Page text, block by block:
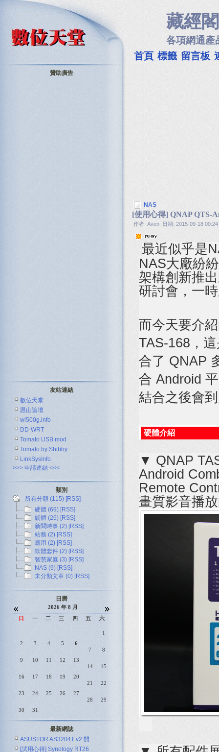
藏經閣
各項網通產
首頁 標籤 留言板
NAS
[使用心得] QNAP QTS-
作者: Aven 日期: 2015-09-18 00:24
最近似乎是
NAS大廠紛
架構創新推
研討會，一
而今天要介
TAS-168，
合了 QNAP
合 Android
結合之後會
硬體介紹
▼ QNAP
Android
Remote
畫質影音播
贊助廣告
友站連結
數位天堂
恩山論壇
wl500g.info
DD-WRT
Tomato USB mod
Tomato by Shibby
LinkSysInfo
>>> 申請連結 <<<
類別
所有分類 (115) [RSS]
硬體 (69) [RSS]
韌體 (26) [RSS]
新聞時事 (2) [RSS]
站務 (2) [RSS]
應用 (2) [RSS]
軟體套件 (2) [RSS]
智慧家庭 (3) [RSS]
NAS (9) [RSS]
未分類文章 (0) [RSS]
日曆
2026 年 8 月
日
一 二 三 四 五 六
1
2
3 4 5
6
7
8
9
10 11 12
13
14
15
16
17 18 19
20
21
22
23
24 25 26
27
28
29
30
31
最新網誌
ASUSTOR AS3204T v2 開
[試用心得] Synology RT26